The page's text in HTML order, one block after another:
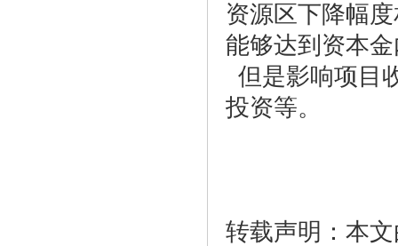
资源区下降幅
能够达到资本
但是影响项目
投资等。
转载声明：本